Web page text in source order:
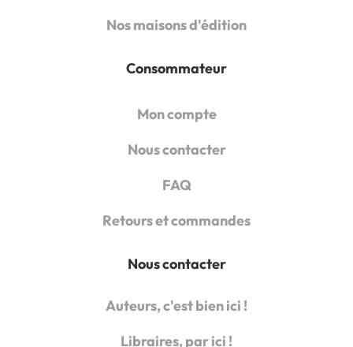
Nos maisons d'édition
Consommateur
Mon compte
Nous contacter
FAQ
Retours et commandes
Nous contacter
Auteurs, c'est bien ici !
Libraires, par ici !